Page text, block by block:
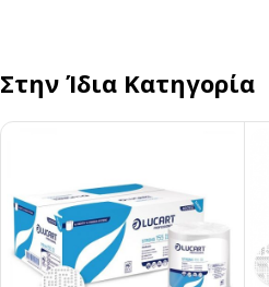
Στην Ίδια Κατηγορία